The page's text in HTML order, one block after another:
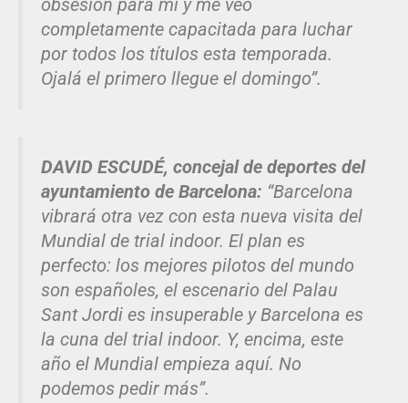
obsesión para mí y me veo
completamente capacitada para luchar
por todos los títulos esta temporada.
Ojalá el primero llegue el domingo”.
DAVID ESCUDÉ, concejal de deportes del
ayuntamiento de Barcelona: “Barcelona
vibrará otra vez con esta nueva visita del
Mundial de trial indoor. El plan es
perfecto: los mejores pilotos del mundo
son españoles, el escenario del Palau
Sant Jordi es insuperable y Barcelona es
la cuna del trial indoor. Y, encima, este
año el Mundial empieza aquí. No
podemos pedir más”.